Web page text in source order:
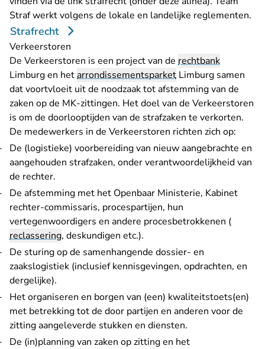
Straf werkt volgens de lokale en landelijke reglementen.
Strafrecht
Verkeerstoren
De Verkeerstoren is een project van de rechtbank
Limburg en hetarrondissementsparket Limburg samen
dat voortvloeit uit de noodzaak tot afstemming van de
zaken op de MK-zittingen. Het doel van de Verkeerstoren
is om de doorlooptijden van de strafzaken te verkorten.
De medewerkers in de Verkeerstoren richten zich op:
De (logistieke) voorbereiding van nieuw aangebrachte en
aangehouden strafzaken, onder verantwoordelijkheid van
de rechter.
De afstemming met het Openbaar Ministerie, Kabinet
rechter-commissaris, procespartijen, hun
vertegenwoordigers en andere procesbetrokkenen (
reclassering, deskundigen etc.).
De sturing op de samenhangende dossier- en
zaakslogistiek (inclusief kennisgevingen, opdrachten, en
dergelijke).
Het organiseren en borgen van (een) kwaliteitstoets(en)
met betrekking tot de door partijen en anderen voor de
zitting aangeleverde stukken en diensten.
De (in)planning van zaken op zitting en het